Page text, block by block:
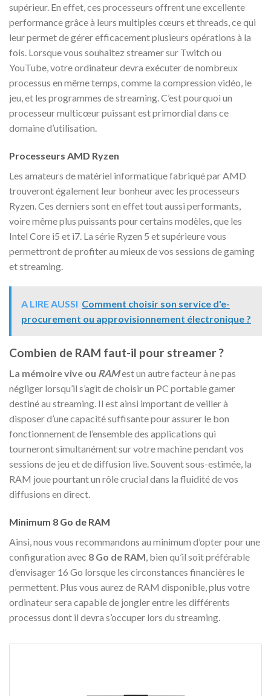
supérieur. En effet, ces processeurs offrent une excellente
performance grâce à leurs multiples cœurs et threads, ce qui
leur permet de gérer efficacement plusieurs opérations à la
fois. Lorsque vous souhaitez streamer sur Twitch ou
YouTube, votre ordinateur devra exécuter de nombreux
processus en même temps, comme la compression vidéo, le
jeu, et les programmes de streaming. C’est pourquoi un
processeur multicœur puissant est primordial dans ce
domaine d’utilisation.
Processeurs AMD Ryzen
Les amateurs de matériel informatique fabriqué par AMD
trouveront également leur bonheur avec les processeurs
Ryzen. Ces derniers sont en effet tout aussi performants,
voire même plus puissants pour certains modèles, que les
Intel Core i5 et i7. La série Ryzen 5 et supérieure vous
permettront de profiter au mieux de vos sessions de gaming
et streaming.
A LIRE AUSSI Comment choisir son service d'e-
procurement ou approvisionnement électronique ?
Combien de RAM faut-il pour streamer ?
La mémoire vive ou RAMest un autre facteur à ne pas
négliger lorsqu’il s’agit de choisir un PC portable gamer
destiné au streaming. Il est ainsi important de veiller à
disposer d’une capacité suffisante pour assurer le bon
fonctionnement de l’ensemble des applications qui
tourneront simultanément sur votre machine pendant vos
sessions de jeu et de diffusion live. Souvent sous-estimée, la
RAM joue pourtant un rôle crucial dans la fluidité de vos
diffusions en direct.
Minimum 8 Go de RAM
Ainsi, nous vous recommandons au minimum d’opter pour une
configuration avec 8 Go de RAM, bien qu’il soit préférable
d’envisager 16 Go lorsque les circonstances financières le
permettent. Plus vous aurez de RAM disponible, plus votre
ordinateur sera capable de jongler entre les différents
processus dont il devra s’occuper lors du streaming.